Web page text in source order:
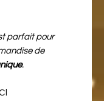
parfait pour
de
.